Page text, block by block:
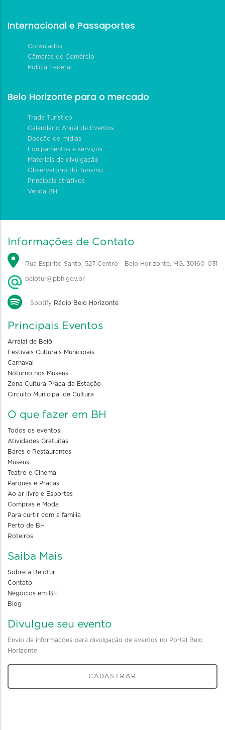
Internacional e Passaportes
Consulados
Câmaras de Comércio
Polícia Federal
Belo Horizonte para o mercado
Trade Turístico
Calendário Anual de Eventos
Doação de mídias
Equipamentos e serviços
Materiais de divulgação
Observatório do Turismo
Principais atrativos
Venda BH
Informações de Contato
Rua Espírito Santo, 527 Centro - Belo Horizonte, MG, 30160-031
belotur@pbh.gov.br
Spotify Rádio Belo Horizonte
Principais Eventos
Arraial de Belô
Festivais Culturais Municipais
Carnaval
Noturno nos Museus
Zona Cultura Praça da Estação
Circuito Municipal de Cultura
O que fazer em BH
Todos os eventos
Atividades Gratuitas
Bares e Restaurantes
Museus
Teatro e Cinema
Parques e Praças
Ao ar livre e Esportes
Compras e Moda
Para curtir com a familia
Perto de BH
Roteiros
Saiba Mais
Sobre a Belotur
Contato
Negócios em BH
Blog
Divulgue seu evento
Envio de informações para divulgação de eventos no Portal Belo
Horizonte
CADASTRAR